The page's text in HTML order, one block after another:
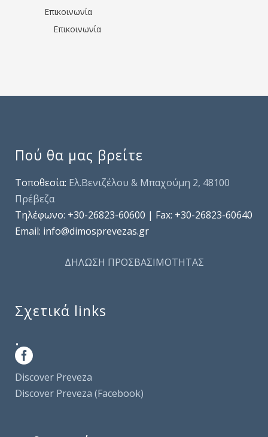
Επικοινωνία
Επικοινωνία
Πού θα μας βρείτε
Τοποθεσία: Ελ.Βενιζέλου & Μπαχούμη 2, 48100
Πρέβεζα
Τηλέφωνo: +30-26823-60600 | Fax: +30-26823-60640
Email: info@dimosprevezas.gr
ΔΗΛΩΣΗ ΠΡΟΣΒΑΣΙΜΟΤΗΤΑΣ
Σχετικά links
.
Discover Preveza
Discover Preveza (Facebook)